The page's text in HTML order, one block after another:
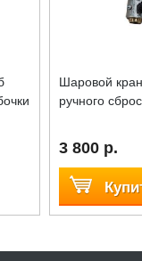
Шаровой
ручного
3 800 р.